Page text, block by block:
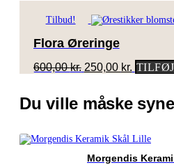
Tilbud!
Flora Øreringe
600,00kr. Den
var:
250,00 kr. Den
er:
250,00
Du ville måske
Morgendis